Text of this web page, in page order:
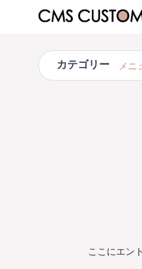
カテゴリー メニ
ここにエン